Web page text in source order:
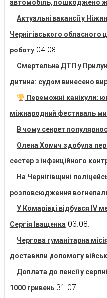
автомобіль, пошкоджено
Актуальні вакансії у
Чернігівського обласного
роботу 04.08.
Смертельна ДТП у
дитина: судом винесено
Переможні канікули:
міжнародний фестиваль
В чому секрет
Олена Хомич здобула
сестер з інфекційного
На Чернігівщині
розповсюдження
У Комарівці відбувся IV
Сергія Іващенка 03.08.
Чергова гуманітарна
доставили допомогу
Доплата до пенсії у
1000 гривень 31.07.